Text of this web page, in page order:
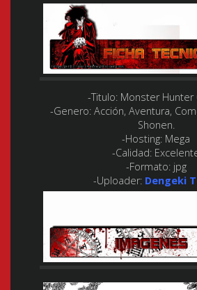
-Titulo: Monster Hunter
-Genero: Acción, Aventura,
Shonen.
-Hosting: Mega
-Calidad:
-Formato:jpg
-Uploader: Dengeki